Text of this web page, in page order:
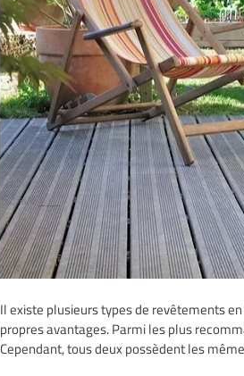
Il existe plusieurs types de revêtements
propres avantages. Parmi les plus
Cependant, tous deux possèdent les